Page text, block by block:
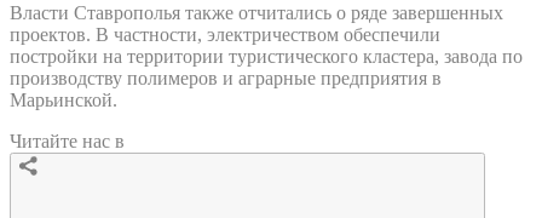
Власти Ставрополья также отчитались о ряде завершенных
проектов. В частности, электричеством обеспечили
постройки на территории туристического кластера, завода по
производству полимеров и аграрные предприятия в
Марьинской.
Читайте нас в